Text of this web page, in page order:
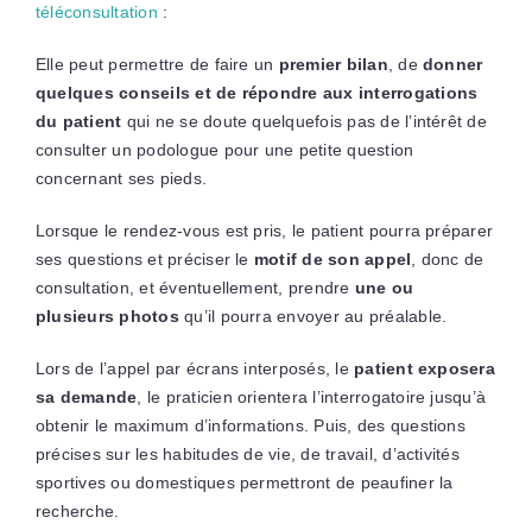
téléconsultation :
Elle peut permettre de faire un premier bilan , dedonner
quelques conseils et de répondre aux interrogations
du patient qui ne se doute quelquefois pas de l’intérêt de
consulter un podologue pour une petite question
concernant ses pieds.
Lorsque le rendez-vous est pris, le patient pourra préparer
ses questions et préciser le motif de son appel , donc de
consultation, et éventuellement, prendre une ou
plusieurs photos qu’il pourra envoyer au préalable.
Lors de l’appel par écrans interposés, le patient exposera
sa demande , le praticien orientera l’interrogatoire jusqu’à
obtenir le maximum d’informations. Puis, des questions
précises sur les habitudes de vie, de travail, d’activités
sportives ou domestiques permettront de peaufiner la
recherche.